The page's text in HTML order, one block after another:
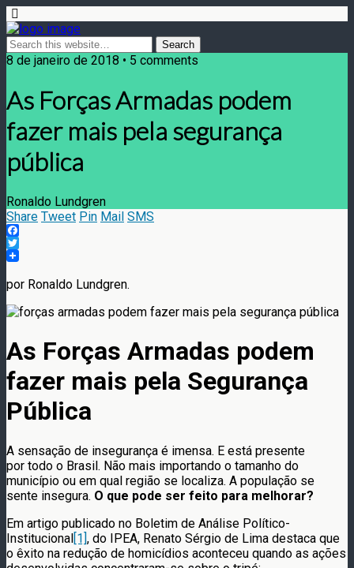
8 de janeiro de 2018 • 5 comments
As Forças Armadas podem
fazer mais pela segurança
pública
Ronaldo Lundgren
Share Tweet Pin Mail SMS
Facebook
Twitter
por Ronaldo Lundgren.
As Forças Armadas podem
fazer mais pela Segurança
Pública
A sensação de insegurança é imensa. E está presente
por todo o Brasil. Não mais importando o tamanho do
município ou em qual região se localiza. A população se
sente insegura. O que pode ser feito para melhorar?
Em artigo publicado no Boletim de Análise Político-
Institucional[1], do IPEA, Renato Sérgio de Lima destaca que
o êxito na redução de homicídios aconteceu quando as ações